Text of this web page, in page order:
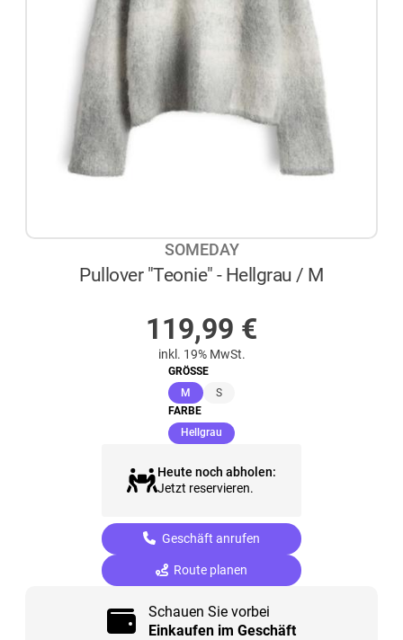
SOMEDAY
Pullover "Teonie" - Hellgrau / M
119,99 €
inkl. 19% MwSt.
GRÖSSE
M(ausgewählt)
S
FARBE
Hellgrau(ausgewählt)
Heute noch abholen:
Jetzt reservieren.
Geschäft anrufen
Route planen
Schauen Sie vorbei
Einkaufen im Geschäft